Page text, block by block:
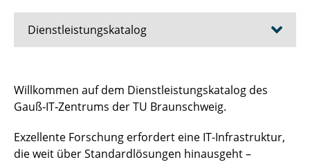
Dienstleistungskatalog
Beratung & Schulung
Druck
Willkommen auf dem Dienstleistungskatalog des
Gauß‑IT‑Zentrums der TU Braunschweig.
Exzellente Forschung erfordert eine IT-Infrastruktur,
die weit über Standardlösungen hinausgeht –